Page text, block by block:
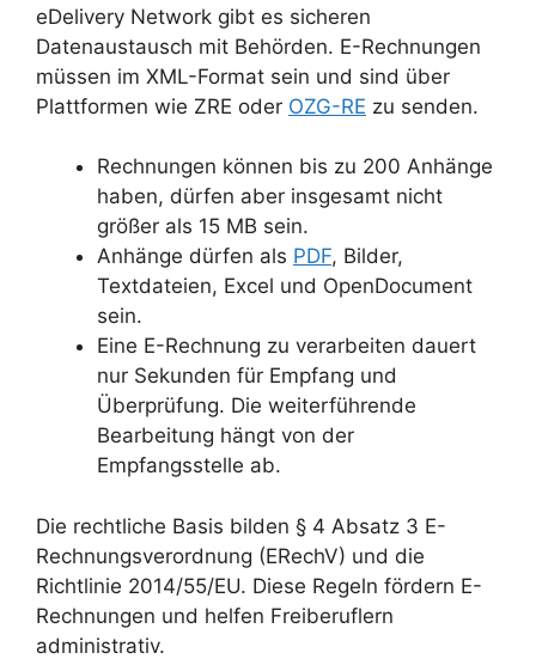
eDelivery Network gibt es sicheren
Datenaustausch mit Behörden. E-Rechnungen
müssen im XML-Format sein und sind über
Plattformen wie ZRE oder OZG-RE zu senden.
Rechnungen können bis zu 200 Anhänge
haben, dürfen aber insgesamt nicht
größer als 15 MB sein.
Anhänge dürfen als PDF, Bilder,
Textdateien, Excel und OpenDocument
sein.
Eine E-Rechnung zu verarbeiten dauert
nur Sekunden für Empfang und
Überprüfung. Die weiterführende
Bearbeitung hängt von der
Empfangsstelle ab.
Die rechtliche Basis bilden § 4 Absatz 3 E-
Rechnungsverordnung (ERechV) und die
Richtlinie 2014/55/EU. Diese Regeln fördern E-
Rechnungen und helfen Freiberuflern
administrativ.